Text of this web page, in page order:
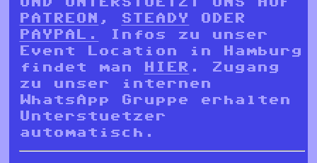
PATREON
, STEADY
ODER
PAYPAL.
Infos zu unser
Event Location in Hamburg
findet man
HIER . Zugang
zu unser internen
WhatsApp Gruppe erhalten
Unterstuetzer
automatisch.